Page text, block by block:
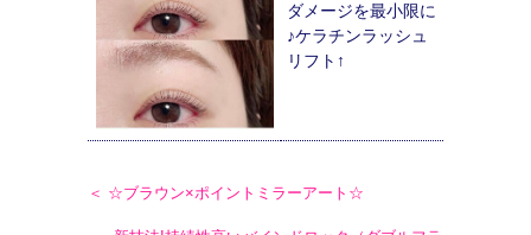
ダメージを最小限に
♪ケラチンラッシュ
リフト↑
＜ ☆ブラウン×ポイントミラーアート☆